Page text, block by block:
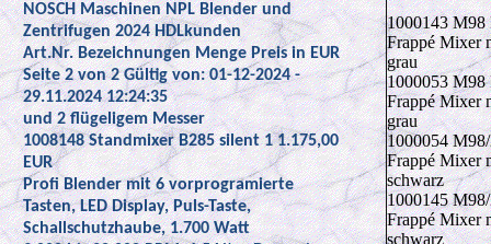
NOSCH Maschinen NPL Blender und
Zentrifugen 2024 HDLkunden
Art.Nr. Bezeichnungen Menge Preis in EUR
Seite 2 von 2 Gültig von: 01-12-2024 -
29.11.2024 12:24:35
und 2 flügeligem Messer
1008148 Standmixer B285 silent 1 1.175,00
EUR
Profi Blender mit 6 vorprogramierte
Tasten, LED Display, Puls-Taste,
Schallschutzhaube, 1.700 Watt
1000143 M98
Frappé Mixer
grau
1000053 M98
Frappé Mixer
grau
1000054
Frappé Mixer
schwarz
1000145
Frappé Mixer
schwarz